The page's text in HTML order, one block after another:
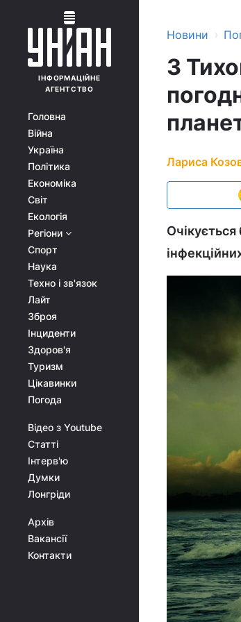
ІНФОРМАЦІЙНЕ
АГЕНТСТВО
Головна
Війна
Україна
Політика
Економіка
Світ
Екологія
Регіони
Спорт
Наука
Техно і зв'язок
Лайт
Зброя
Інциденти
Здоров'я
Туризм
Цікавинки
Погода
Відео з Youtube
Статті
Інтерв'ю
Думки
Лонгріди
Архів
Вакансії
Контакти
Новини ›
З
Лариса